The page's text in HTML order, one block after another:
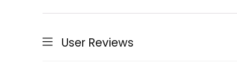
User Reviews